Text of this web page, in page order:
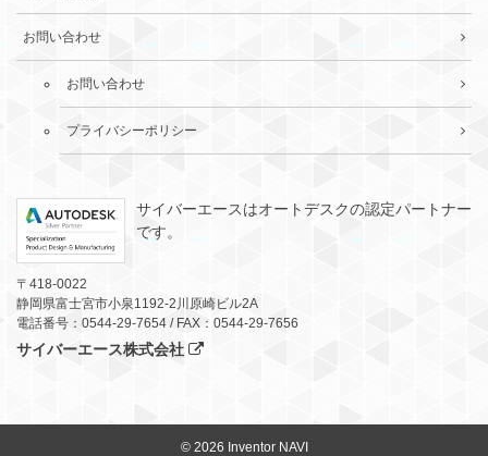
お問い合わせ
お問い合わせ
プライバシーポリシー
サイバーエースはオートデスクの認定パートナー
です。
〒418-0022
静岡県富士宮市小泉1192-2川原崎ビル2A
電話番号：0544-29-7654 / FAX：0544-29-7656
サイバーエース株式会社
© 2026 Inventor NAVI